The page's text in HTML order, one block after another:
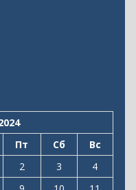
9
16 17
18
23 24
25